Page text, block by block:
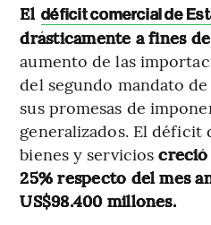
El déficit comercial de
drásticamente a fines
aumento de las
del segundo mandato
sus promesas de
generalizados. El déficit
bienes y servicioscreció
25% respecto del mes
US$98.400 millones.